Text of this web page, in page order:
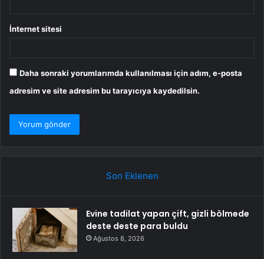
İnternet sitesi
Daha sonraki yorumlarımda kullanılması için adım, e-posta
adresim ve site adresim bu tarayıcıya kaydedilsin.
Son Eklenen
Evine tadilat yapan çift, gizli bölmede
deste deste para buldu
Ağustos 8, 2026